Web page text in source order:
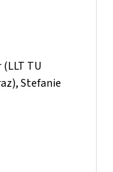
TU
Stefanie